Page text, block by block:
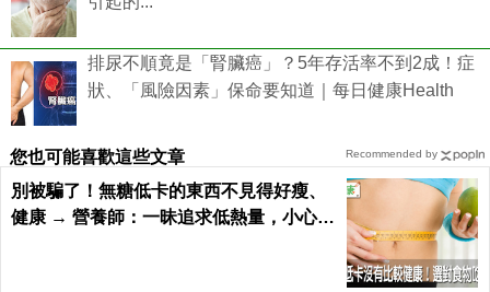
排尿不順竟是「腎臟癌」？5年存活率不到2成！症
狀、「風險因素」保命要知道｜每日健康Health
您也可能喜歡這些文章
別被騙了！無糖低卡的東西不見得好瘦、
健康 → 營養師：一昧追求低熱量，小心猝
Recommended by